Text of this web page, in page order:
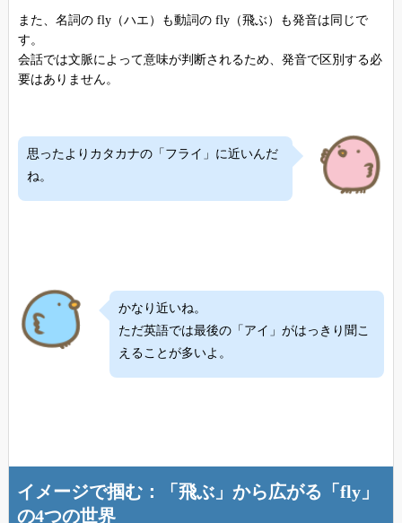
また、名詞の fly（ハエ）も動詞の fly（飛ぶ）も発音は同じで
す。
会話では文脈によって意味が判断されるため、発音で区別する必
要はありません。
思ったよりカタカナの「フライ」に近いんだ
ね。
かなり近いね。
ただ英語では最後の「アイ」がはっきり聞こ
えることが多いよ。
イメージで掴む：「飛ぶ」から広がる「fly」
の4つの世界